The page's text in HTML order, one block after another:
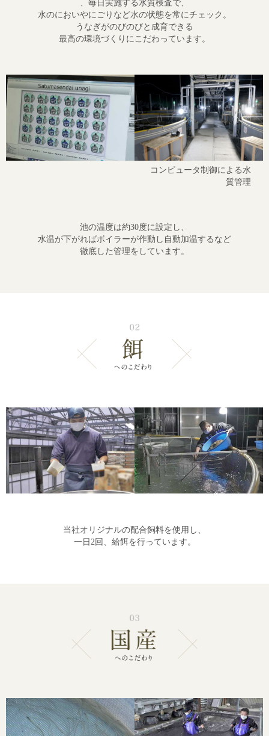
、毎日実施する水質検査で、
水のにおいやにごりなど水の状態を常にチェック。
うなぎがのびのびと成育できる
最高の環境づくりにこだわっています。
コンピュータ制御による水
質管理
池の温度は約30度に設定し、
水温が下がればボイラーが作動し自動加温するなど
徹底した管理をしています。
当社オリジナルの配合飼料を使用し、
一日2回、給餌を行っています。